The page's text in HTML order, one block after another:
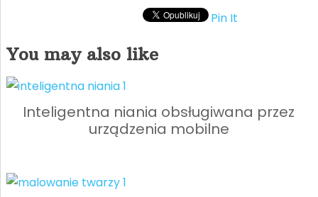
Pin It
You may also like
Inteligentna niania obsługiwana przez
urządzenia mobilne